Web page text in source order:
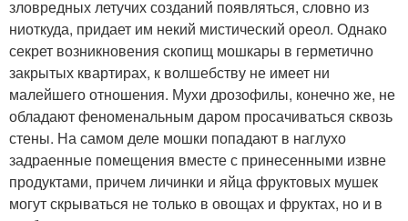
зловредных летучих созданий появляться, словно из
ниоткуда, придает им некий мистический ореол. Однако
секрет возникновения скопищ мошкары в герметично
закрытых квартирах, к волшебству не имеет ни
малейшего отношения. Мухи дрозофилы, конечно же, не
обладают феноменальным даром просачиваться сквозь
стены. На самом деле мошки попадают в наглухо
задраенные помещения вместе с принесенными извне
продуктами, причем личинки и яйца фруктовых мушек
могут скрываться не только в овощах и фруктах, но и в